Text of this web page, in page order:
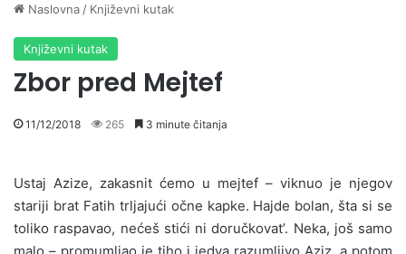
Naslovna / Književni kutak
Književni kutak
Zbor pred Mejtef
11/12/2018 265 3 minute čitanja
Ustaj Azize, zakasnit ćemo u mejtef – viknuo je njegov
stariji brat Fatih trljajući očne kapke. Hajde bolan, šta si se
toliko raspavao, nećeš stići ni doručkovat’. Neka, još samo
malo – promumljao je tiho i jedva razumljivo Aziz, a potom